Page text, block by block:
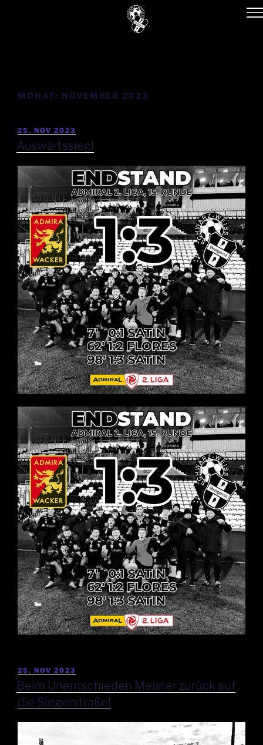
MONAT: NOVEMBER 2023
25. NOV 2023
Auswärtssieg!
25. NOV 2023
Beim Unentschieden Meister zurück auf
die Siegerstraße!